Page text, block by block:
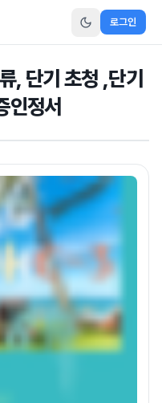
로그인
, 단기 초청 ,단기
인정서